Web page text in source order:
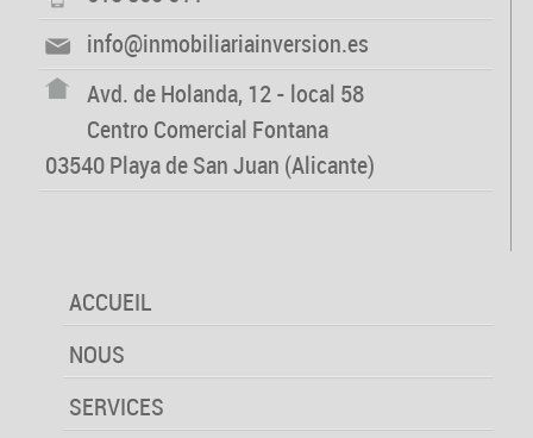
info@inmobiliariainversion.es
Avd. de Holanda, 12 - local 58
Centro Comercial Fontana
03540 Playa de San Juan (Alicante)
ACCUEIL
NOUS
SERVICES